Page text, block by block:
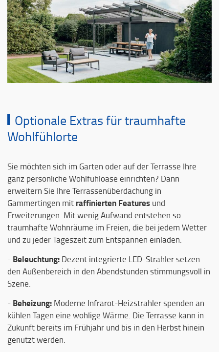
Optionale Extras für traumhafte
Wohlfühlorte
Sie möchten sich im Garten oder auf der Terrasse Ihre
ganz persönliche Wohlfühloase einrichten? Dann
erweitern Sie Ihre Terrassenüberdachung in
Gammertingen mit raffinierten Features und
Erweiterungen. Mit wenig Aufwand entstehen so
traumhafte Wohnräume im Freien, die bei jedem Wetter
und zu jeder Tageszeit zum Entspannen einladen.
- Beleuchtung: Dezent integrierte LED-Strahler setzen
den Außenbereich in den Abendstunden stimmungsvoll in
Szene.
- Beheizung: Moderne Infrarot-Heizstrahler spenden an
kühlen Tagen eine wohlige Wärme. Die Terrasse kann in
Zukunft bereits im Frühjahr und bis in den Herbst hinein
genutzt werden.